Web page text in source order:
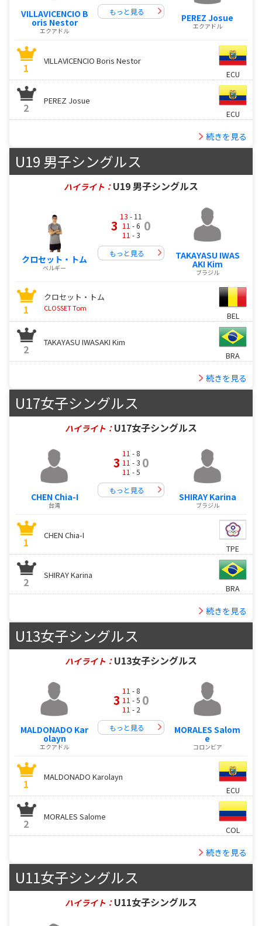
VILLAVICENCIO B
oris Nestor
エクアドル
もっと見る
PEREZ Josue
エクアドル
1
VILLAVICENCIO Boris Nestor
ECU
2
PEREZ Josue
ECU
続きを見る
U19 男子シングルス
ハイライト： U19 男子シングルス
クロセット・トム
ベルギー
3
13 - 11
11 - 6
11 - 3
0
もっと見る TAKAYASU IWAS
AKI Kim
ブラジル
1
クロセット・トム
CLOSSET Tom
BEL
2
TAKAYASU IWASAKI Kim
BRA
続きを見る
U17女子シングルス
ハイライト： U17女子シングルス
CHEN Chia-I
台湾
3
11 - 8
11 - 3
11 - 5
0
もっと見る
SHIRAY Karina
ブラジル
1
CHEN Chia-I
TPE
2
SHIRAY Karina
BRA
続きを見る
U13女子シングルス
ハイライト： U13女子シングルス
MALDONADO Kar
olayn
エクアドル
3
11 - 8
11 - 5
11 - 2
0
もっと見る MORALES Salom
e
コロンビア
1
MALDONADO Karolayn
ECU
2
MORALES Salome
COL
続きを見る
U11女子シングルス
ハイライト： U11女子シングルス